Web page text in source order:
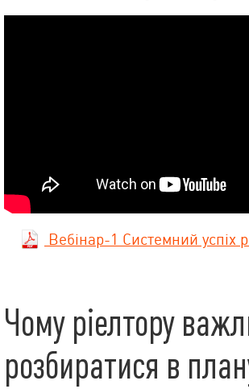
Вебінар-1 Системний успіх
Чому ріелтору
розбиратися в